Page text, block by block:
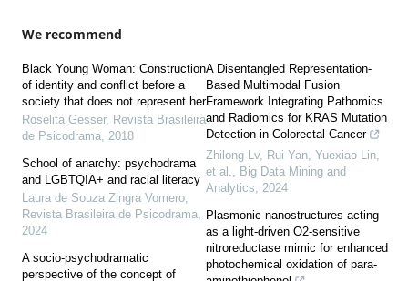
We recommend
Black Young Woman: Construction
of identity and conflict before a
society that does not represent her
Roselita Gesser, Revista Brasileira
de Psicodrama, 2018
School of anarchy: psychodrama
and LGBTQIA+ and racial literacy
Laura de Souza Zingra Vomero,
Revista Brasileira de Psicodrama,
2024
A socio-psychodramatic
perspective of the concept of
A Disentangled Representation-
Based Multimodal Fusion
Framework Integrating Pathomics
and Radiomics for KRAS Mutation
Detection in Colorectal Cancer
Zhilong Lv, Rui Yan, Yuexiao Lin,
et al., Big Data Mining and
Analytics, 2024
Plasmonic nanostructures acting
as a light-driven O2-sensitive
nitroreductase mimic for enhanced
photochemical oxidation of para-